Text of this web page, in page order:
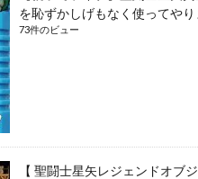
を恥ずかしげもなく使ってや
73件のビュー
【 聖闘士星矢レジェンドオブ